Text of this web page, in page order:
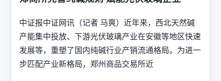
中证报中证网讯（记者 马爽）近年来，西北天然碱
产能集中投放、下游光伏玻璃产业在安徽等地区快速
发展等，重塑了国内纯碱行业产销流通格局。为进一
步匹配产业新格局，郑州商品交易所近